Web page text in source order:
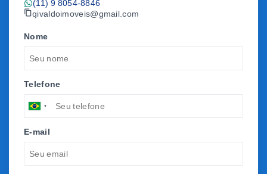
(11) 9 8054-8846
givaldoimoveis@gmail.com
Nome
Telefone
E-mail